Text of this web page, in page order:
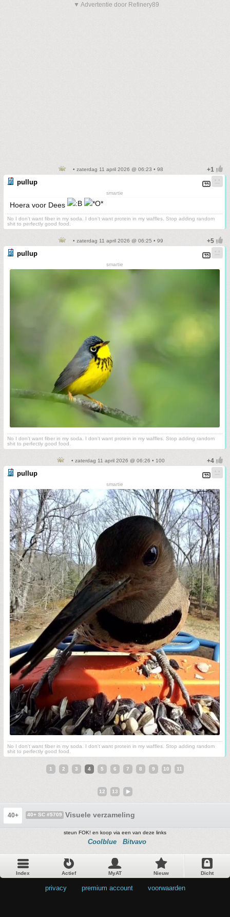
▼ Advertentie door Refinery89
• zaterdag 11 april 2026 @ 06:23 • 98
pullup
smartie
Hoera voor Dees
No I don't want fiber in my soda. I don't want protein in my waffles. Stop adding random
shit to perfectly good food.
• zaterdag 11 april 2026 @ 06:25 • 99
pullup
smartie
No I don't want fiber in my soda. I don't want protein in my waffles. Stop adding random
shit to perfectly good food.
• zaterdag 11 april 2026 @ 06:26 • 100
pullup
smartie
No I don't want fiber in my soda. I don't want protein in my waffles. Stop adding random
shit to perfectly good food.
1 2 3 4 5 6 7 8 9 10 11
12 13
40+ 40+ SC #5709 Visuele verzameling
steun FOK! en koop via een van deze links
Coolblue Bitvavo
Index Actief MyAT Nieuw Dicht
privacy premium account voorwaarden